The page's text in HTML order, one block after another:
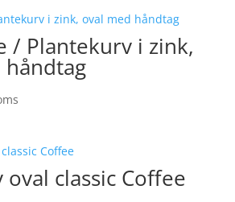
/ Plantekurv i zink,
oval classic Coffee